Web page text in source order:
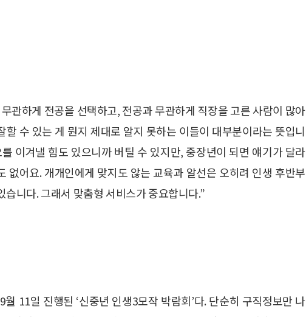
관하게 전공을 선택하고, 전공과 무관하게 직장을 고른 사람이 많아
할 수 있는 게 뭔지 제대로 알지 못하는 이들이 대부분이라는 뜻입니
이겨낼 힘도 있으니까 버틸 수 있지만, 중장년이 되면 얘기가 달라
없어요. 개개인에게 맞지도 않는 교육과 알선은 오히려 인생 후반부
니다. 그래서 맞춤형 서비스가 중요합니다.”
11일 진행된 ‘신중년 인생3모작 박람회’다. 단순히 구직정보만 나